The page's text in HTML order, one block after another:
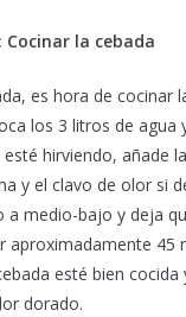
Cocinar la cebada
es hora de cocinar
los 3 litros de agua
hirviendo, añade
y el clavo de olor si
a medio-bajo y deja
aproximadamente 45
esté bien cocida
dorado.